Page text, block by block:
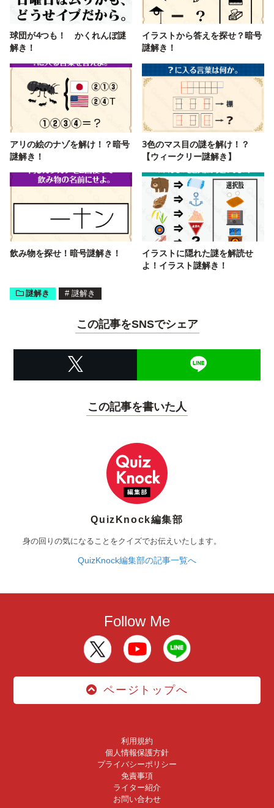
球団が4つも！ かくれんぼ謎
解き！
イラストから答えを探せ？暗号
謎解き！
アリの絵のナゾを解け！？暗号
謎解き！
3色のマス目の謎を解け！？
【ウィークリー謎解き】
飲み物を探せ！暗号謎解き！
イラストに隠れた謎を解読せ
よ！イラスト謎解き！
謎解き # 謎解き
この記事をSNSでシェア
この記事を書いた人
QuizKnock編集部
身の回りの気になることをクイズでお伝えいたします。
QuizKnock編集部の記事一覧へ
Follow Me
ページトップへ
利用規約
個人情報保護方針
プライバシーポリシー
免責事項
ライター紹介
お問い合わせ